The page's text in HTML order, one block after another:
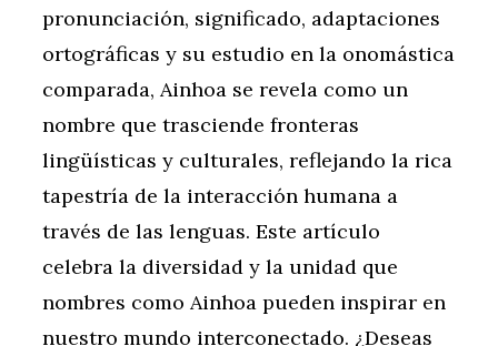
pronunciación, significado, adaptaciones
ortográficas y su estudio en la onomástica
comparada, Ainhoa se revela como un
nombre que trasciende fronteras
lingüísticas y culturales, reflejando la rica
tapestría de la interacción humana a
través de las lenguas. Este artículo
celebra la diversidad y la unidad que
nombres como Ainhoa pueden inspirar en
nuestro mundo interconectado. ¿Deseas